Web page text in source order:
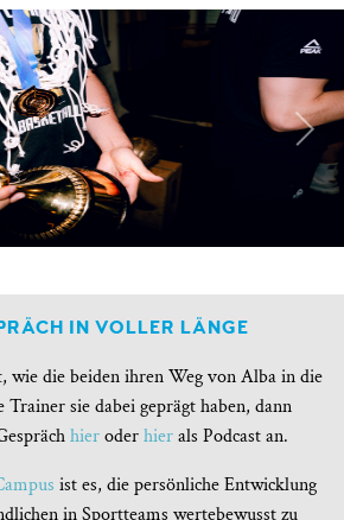
IN VOLLER LÄNGE
wie die beiden ihren Weg von Alba in die
sie dabei geprägt haben, dann
hieroderhierals Podcast an.
ist es, die persönliche Entwicklung
in Sportteams wertebewusst zu